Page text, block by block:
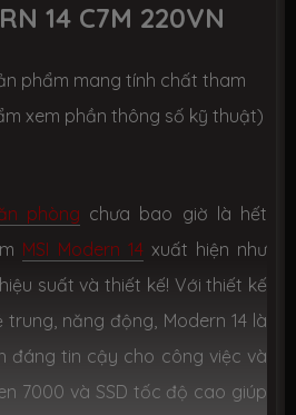
512GB M.2
Gen3
Radeon™ Graphics
14 C7M 220VN
phẩm mang tính chất tham
xem phần thông số kỹ thuật)
phòng chưa bao giờ là hết
MSI Modern 14xuất hiện như
suất và thiết kế! Với thiết kế
năng động, Modern 14 là
đáng tin cậy cho công việc và
7000 và SSD tốc độ cao giúp